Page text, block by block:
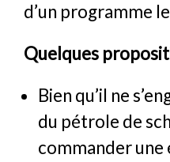
d’un programme
Quelques
Bien qu’il ne
du pétrole de
commander